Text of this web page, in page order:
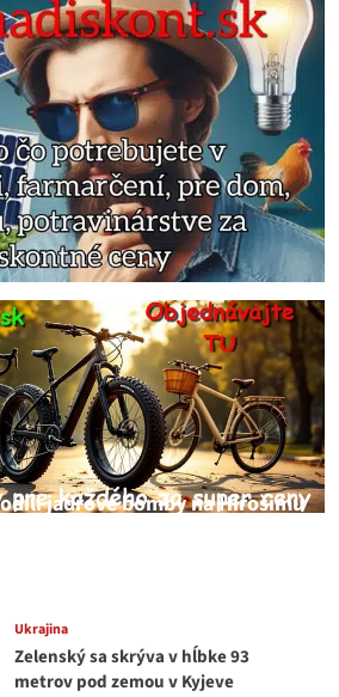
jadrové bomby na Hirošimu
Ukrajina
Zelenský sa skrýva v hĺbke 93
metrov pod zemou v Kyjeve